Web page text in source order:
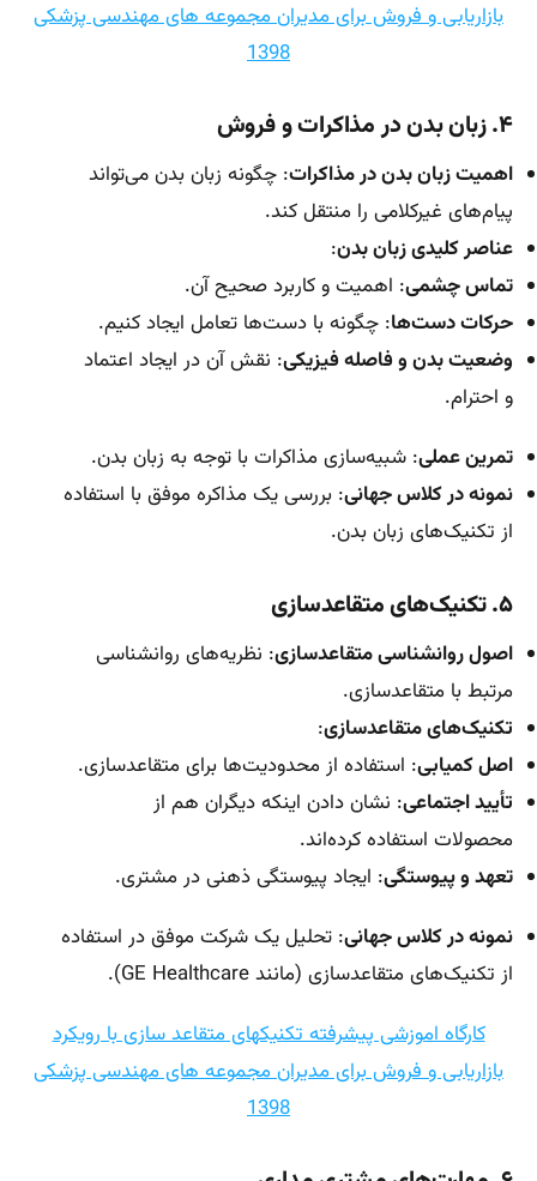
بازاریابی و فروش برای مدیران مجموعه های مهندسی پزشکی
1398
۴. زبان بدن در مذاکرات و فروش
اهمیت زبان بدن در مذاکرات: چگونه زبان بدن می‌تواند
پیام‌های غیرکلامی را منتقل کند.
عناصر کلیدی زبان بدن:
تماس چشمی: اهمیت و کاربرد صحیح آن.
حرکات دست‌ها: چگونه با دست‌ها تعامل ایجاد کنیم.
وضعیت بدن و فاصله فیزیکی: نقش آن در ایجاد اعتماد
و احترام.
تمرین عملی: شبیه‌سازی مذاکرات با توجه به زبان بدن.
نمونه در کلاس جهانی: بررسی یک مذاکره موفق با استفاده
از تکنیک‌های زبان بدن.
۵. تکنیک‌های متقاعدسازی
اصول روانشناسی متقاعدسازی: نظریه‌های روانشناسی
مرتبط با متقاعدسازی.
تکنیک‌های متقاعدسازی:
اصل کمیابی: استفاده از محدودیت‌ها برای متقاعدسازی.
تأیید اجتماعی: نشان دادن اینکه دیگران هم از
محصولات استفاده کرده‌اند.
تعهد و پیوستگی: ایجاد پیوستگی ذهنی در مشتری.
نمونه در کلاس جهانی: تحلیل یک شرکت موفق در استفاده
از تکنیک‌های متقاعدسازی (مانند GE Healthcare).
کارگاه اموزشی پیشرفته تکنیکهای متقاعد سازی با رویکرد
بازاریابی و فروش برای مدیران مجموعه های مهندسی پزشکی
1398